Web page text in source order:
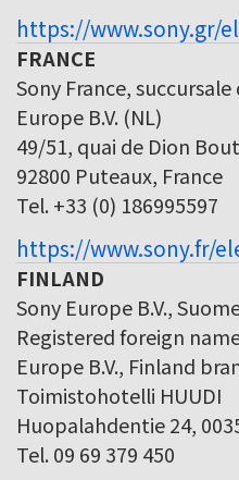
https://www.sony.gr/
FRANCE
Sony France, succursale
Europe B.V. (NL)
49/51, quai de Dion
92800 Puteaux, France
Tel. +33 (0) 186995597
https://www.sony.fr/
FINLAND
Sony Europe B.V.,
Registered foreign
Europe B.V., Finland
Toimistohotelli HUUDI
Huopalahdentie 24,
Tel. 09 69 379 450